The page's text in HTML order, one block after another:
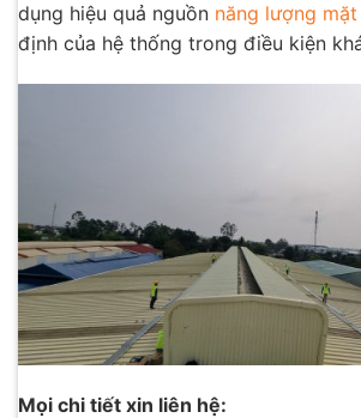
dụng hiệu quả nguồn năng lượng
định của hệ thống trong điều kiện
Mọi chi tiết xin liên hệ: